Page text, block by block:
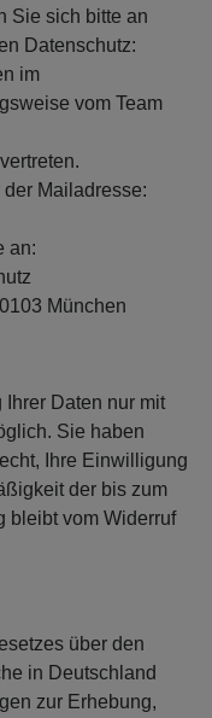
Sie sich bitte an
Datenschutz:
im
vom Team
Mailadresse:
an:
München
Ihrer Daten nur mit
Sie haben
Ihre Einwilligung
der bis zum
bleibt vom Widerruf
über den
in Deutschland
zur Erhebung,